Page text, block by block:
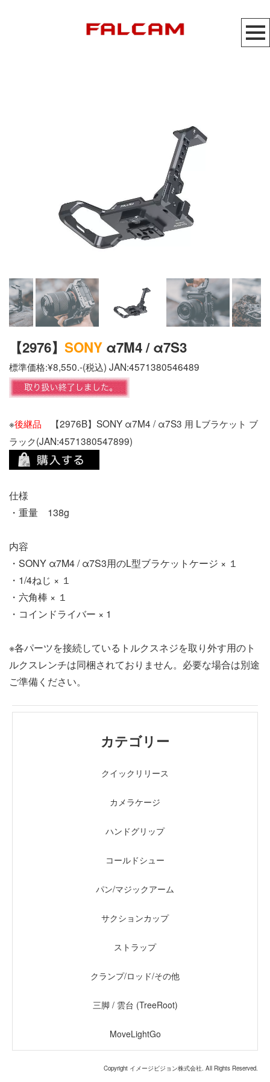
【2976】 SONY α7M4 / α7S3
標準価格:¥8,550.-(税込) JAN:4571380546489
※後継品
【2976B】SONY α7M4 / α7S3 用 Lブラケット ブ
ラック(JAN:4571380547899)
仕様
・重量 138g
内容
・SONY α7M4 / α7S3用のL型ブラケットケージ × １
・1/4ねじ × １
・六角棒 × １
・コインドライバー × 1
※各パーツを接続しているトルクスネジを取り外す用のト
ルクスレンチは同梱されておりません。必要な場合は別途
ご準備ください。
カテゴリー
クイックリリース
カメラケージ
ハンドグリップ
コールドシュー
パン/マジックアーム
サクションカップ
ストラップ
クランプ/ロッド/その他
三脚 / 雲台 (TreeRoot)
MoveLightGo
Copyright イメージビジョン株式会社. All Rights Reserved.